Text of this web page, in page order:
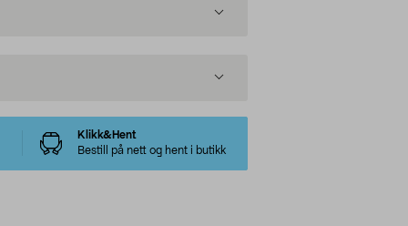
Klikk&Hent
Bestill på nett og hent i butikk